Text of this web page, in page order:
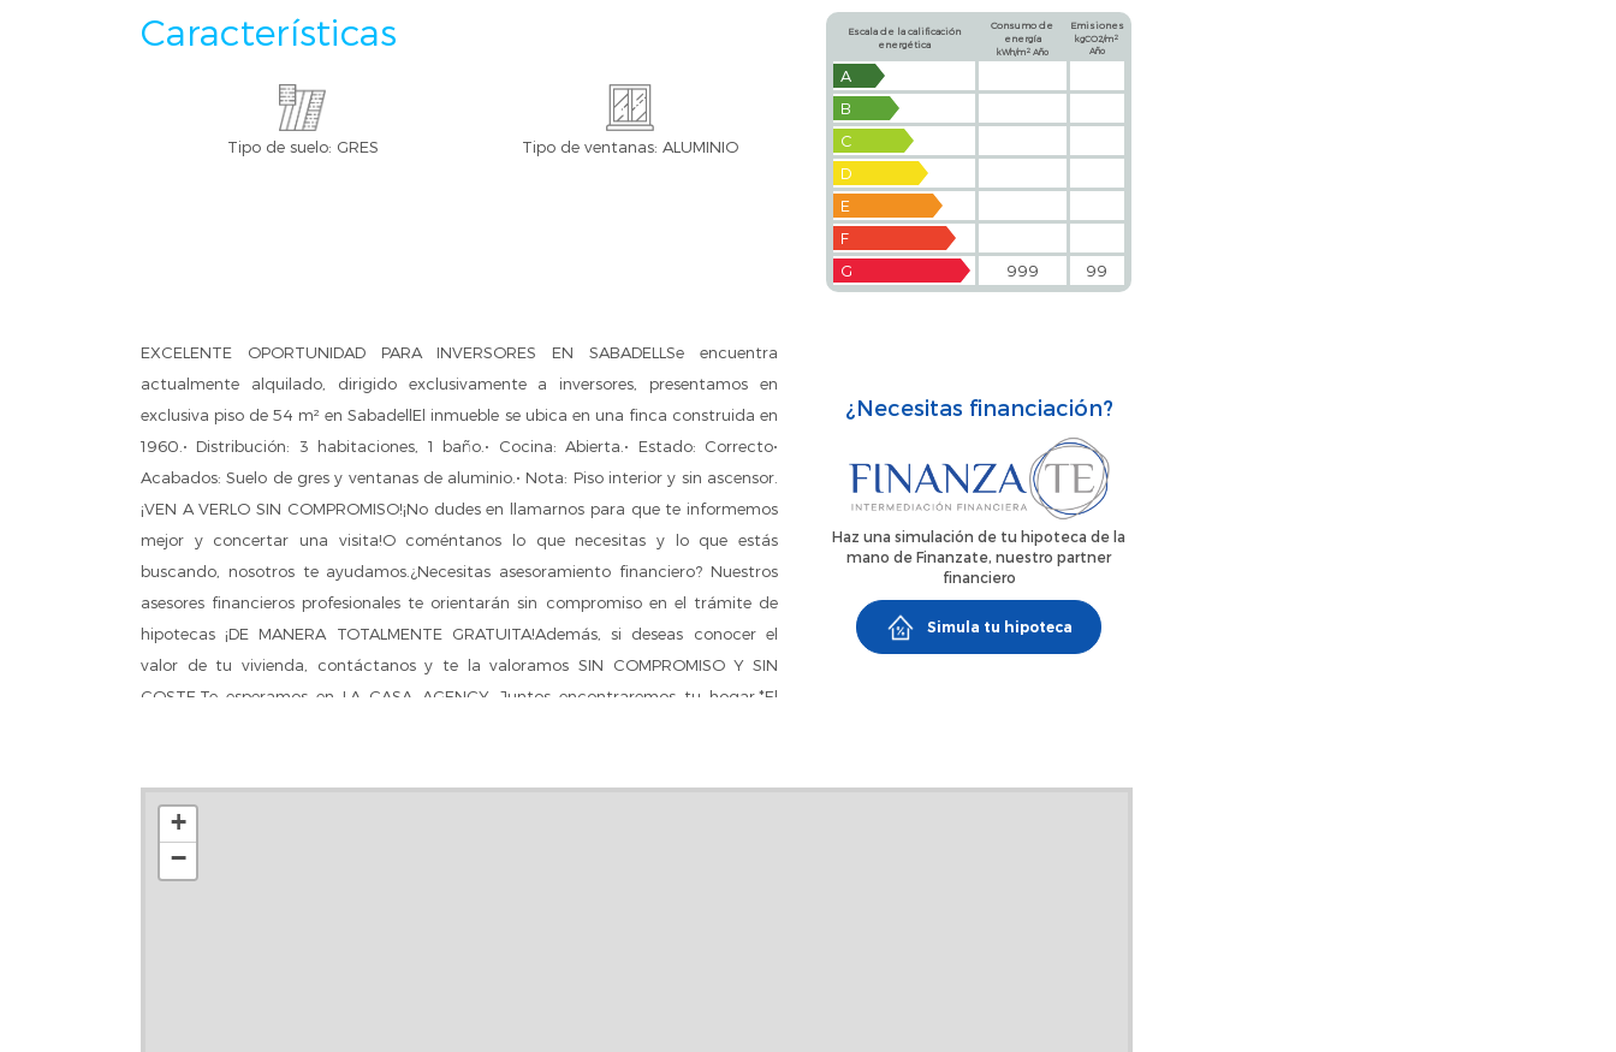
Características
Tipo de suelo: GRES Tipo de ventanas: ALUMINIO
Escala de la calificación
energética
Consumo de
energía
kWh/m2Año
Emisiones
kgCO2/m2
Año
A
B
C
D
E
F
G
999 99
EXCELENTE OPORTUNIDAD PARA INVERSORES EN SABADELLSe encuentra
actualmente alquilado, dirigido exclusivamente a inversores, presentamos en
exclusiva piso de 54 m² en SabadellEl inmueble se ubica en una finca construida en
1960.• Distribución: 3 habitaciones, 1 baño.• Cocina: Abierta.• Estado: Correcto•
Acabados: Suelo de gres y ventanas de aluminio.• Nota: Piso interior y sin ascensor.
¡VEN A VERLO SIN COMPROMISO!¡No dudes en llamarnos para que te informemos
mejor y concertar una visita!O coméntanos lo que necesitas y lo que estás
buscando, nosotros te ayudamos.¿Necesitas asesoramiento financiero? Nuestros
asesores financieros profesionales te orientarán sin compromiso en el trámite de
hipotecas ¡DE MANERA TOTALMENTE GRATUITA!Además, si deseas conocer el
valor de tu vivienda, contáctanos y te la valoramos SIN COMPROMISO Y SIN
COSTE.Te esperamos en LA CASA AGENCY. Juntos encontraremos tu hogar.*El
honorarios de agencia por intermediación inmobiliaria ni gestión hipotecaria*.
¿Necesitas financiación?
Haz una simulación de tu hipoteca de la
mano de Finanzate, nuestro partner
financiero
Simula tu hipoteca
+
−